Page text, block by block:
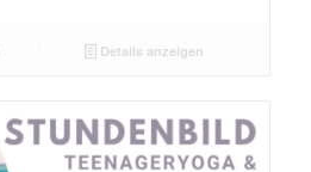
Details anzeigen